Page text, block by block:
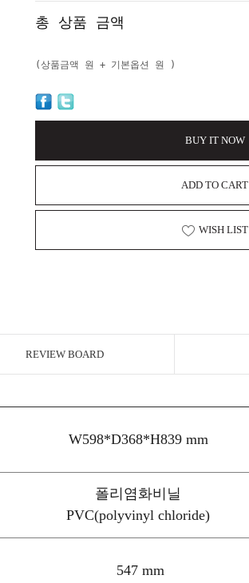
총 상품 금액
(상품금액 원 + 기본옵션 원 )
BUY IT NOW
ADD TO CART
WISH LIST
REVIEW BOARD
W598*D368*H839 mm
폴리염화비닐
PVC(polyvinyl chloride)
547 mm